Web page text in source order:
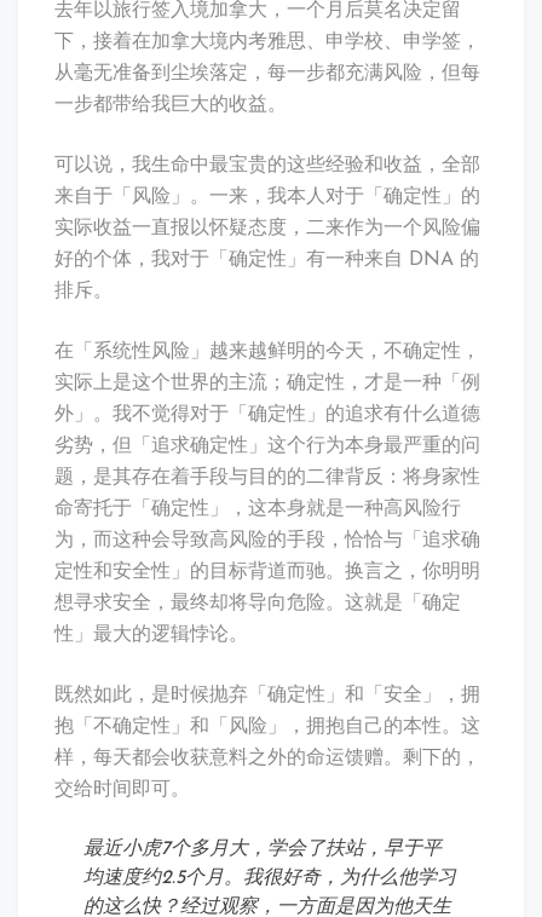
去年以旅行签入境加拿大，一个月后莫名决定留
下，接着在加拿大境内考雅思、申学校、申学签，
从毫无准备到尘埃落定，每一步都充满风险，但每
一步都带给我巨大的收益。
可以说，我生命中最宝贵的这些经验和收益，全部
来自于「风险」。一来，我本人对于「确定性」的
实际收益一直报以怀疑态度，二来作为一个风险偏
好的个体，我对于「确定性」有一种来自 DNA 的
排斥。
在「系统性风险」越来越鲜明的今天，不确定性，
实际上是这个世界的主流；确定性，才是一种「例
外」。我不觉得对于「确定性」的追求有什么道德
劣势，但「追求确定性」这个行为本身最严重的问
题，是其存在着手段与目的的二律背反：将身家性
命寄托于「确定性」，这本身就是一种高风险行
为，而这种会导致高风险的手段，恰恰与「追求确
定性和安全性」的目标背道而驰。换言之，你明明
想寻求安全，最终却将导向危险。这就是「确定
性」最大的逻辑悖论。
既然如此，是时候抛弃「确定性」和「安全」，拥
抱「不确定性」和「风险」，拥抱自己的本性。这
样，每天都会收获意料之外的命运馈赠。剩下的，
交给时间即可。
最近小虎7个多月大，学会了扶站，早于平
均速度约2.5个月。我很好奇，为什么他学习
的这么快？经过观察，一方面是因为他天生